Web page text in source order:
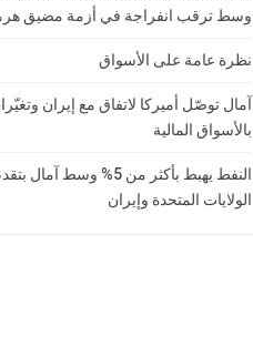
وسط ترقب انفراجة في أزمة مضيق
نظرة عامة على الأسواق
آمال توصّل أميركا لاتفاق مع إيران
بالأسواق المالية
النفط يهبط بأكثر من 5% وسط
الولايات المتحدة وإيران